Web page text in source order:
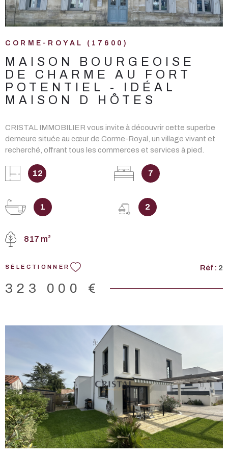
CORME-ROYAL (17600)
MAISON BOURGEOISE
DE CHARME AU FORT
POTENTIEL - IDÉAL
MAISON D HÔTES
CRISTAL IMMOBILIER vous invite à découvrir cette superbe
demeure située au cœur de Corme-Royal, un village vivant et
recherché, offrant tous les commerces et services à pied.
chaleureuse et authentique, rénovée avec soin dans le respect
des matériaux et des savoirs-faire, où le charme de l'ancien se
stratégique, à seulement 15 min de Saintes, 25 min de Royan
et proche de l'île d'Oléron, en fait une opportunité rare pour
famille ou de projet touristique de charme. Dès l'entrée, les
salle à manger, un salon télé donnant sur terrasse et jardin, une
cuisine aménagée et équipée, un bureau, une salle d'eau avec
toilettes. A l'étage, le palier dessert actuellement 6 chambres
véritable atout, 120m2 sous une magnifique charpente
apparente offrant un potentiel exceptionnel. A l'extérieur, le
jardin clos de murs de 817m2 préserve calme et intimité. Deux
garages, remises et dépendances complètent cette bâtisse.
Une propriété rare pleine d'âme et de possibilités, idéal pour
ceux qui recherche une maison de caractère capable d'accueillir
un projet de vie ambitieux et rentable. UN BIEN UNIQUE À
DÉCOUVRIR SANS TARDER. DONT honoraires 4 % à la
charge de l'ACQUÉREUR. Les informations sur les risques
auxquels ce bien est exposé sont disponibles sur le site
Géorisques : www.georisques.gouv.fr. Les informations sur les
12 7
1 2
817 m²
SÉLECTIONNER Réf : 2
323 000 €
VOIR LE BIEN